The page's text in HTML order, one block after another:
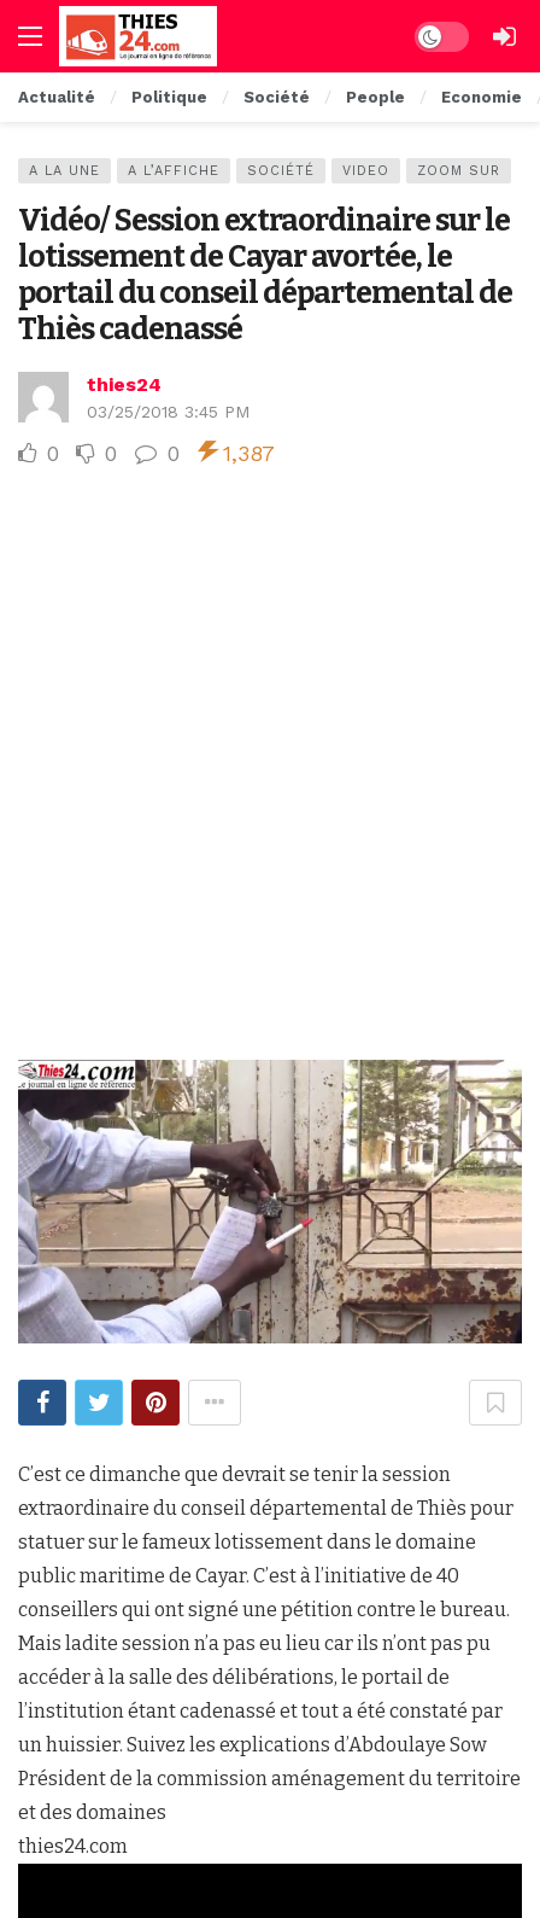
Dark mode
Actualité Politique Société People Economie
A LA UNE A L’AFFICHE SOCIÉTÉ VIDEO ZOOM SUR
Vidéo/ Session extraordinaire sur le
lotissement de Cayar avortée, le
portail du conseil départemental de
Thiès cadenassé
thies24
03/25/2018 3:45 PM
0 0 0 1,387
C’est ce dimanche que devrait se tenir la session
extraordinaire du conseil départemental de Thiès pour
statuer sur le fameux lotissement dans le domaine
public maritime de Cayar. C’est à l’initiative de 40
conseillers qui ont signé une pétition contre le bureau.
Mais ladite session n’a pas eu lieu car ils n’ont pas pu
accéder à la salle des délibérations, le portail de
l’institution étant cadenassé et tout a été constaté par
un huissier. Suivez les explications d’Abdoulaye Sow
Président de la commission aménagement du territoire
et des domaines
thies24.com